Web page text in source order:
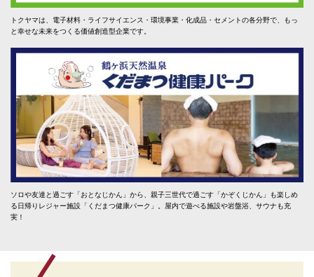
トクヤマは、電子材料・ライフサイエンス・環境事業・化成品・セメントの各分野で、もっ
と幸せな未来をつくる価値創造型企業です。
ソロや友達と過ごす「おとなじかん」から、親子三世代で過ごす「かぞくじかん」も楽しめ
る日帰りレジャー施設「くだまつ健康パーク」。屋内で遊べる施設や岩盤浴、サウナも充
実！